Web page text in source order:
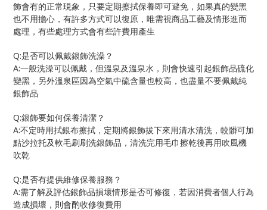
飾會有的正常現象，只要定期擦拭保養即可避免，如果真的變黑
也不用擔心，有許多方式可以復原，唯需視商品工藝及情形進而
處理，有些處理方式會有些許費用產生
Q:是否可以佩戴銀飾洗澡？
A:一般洗澡可以佩戴，但溫泉及溫泉水，則會快速引起銀飾品硫化
變黑，另外溫泉區因為空氣中硫含量也較高，也盡量不要佩戴純
銀飾品
Q:銀飾要如何保養清潔？
A:不定時用拭銀布擦拭，定期將銀飾拔下來用清水清洗，較髒可加
點沙拉托及軟毛刷刷洗銀飾品，清洗完用毛巾擦乾後再用吹風機
吹乾
Q:是否有提供維修保養服務？
A:需了解及評估銀飾品損壞情形是否可修復，若因消費者個人行為
造成損壞，則會酌收修復費用